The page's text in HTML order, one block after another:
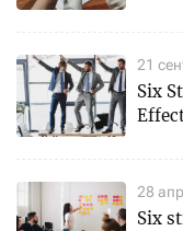
21
Six
28
Six